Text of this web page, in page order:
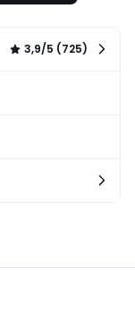
liste
3,9/5 (725)